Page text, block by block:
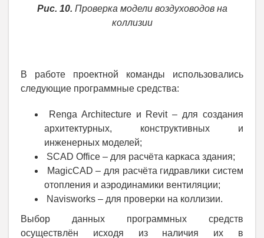
Рис. 10. Проверка модели воздуховодов на
коллизии
В работе проектной команды использовались
следующие программные средства:
Renga Architecture и Revit – для создания
архитектурных, конструктивных и
инженерных моделей;
SCAD Office – для расчёта каркаса здания;
MagicCAD – для расчёта гидравлики систем
отопления и аэродинамики вентиляции;
Navisworks – для проверки на коллизии.
Выбор данных программных средств
осуществлён исходя из наличия их в